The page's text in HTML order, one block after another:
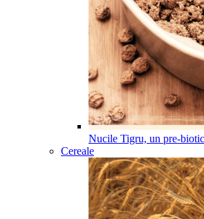
Nucile Tigru, un pre-
Cereale